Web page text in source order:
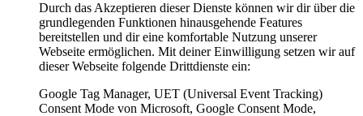
Durch das Akzeptieren dieser Dienste können wir dir über die
grundlegenden Funktionen hinausgehende Features
bereitstellen und dir eine komfortable Nutzung unserer
Webseite ermöglichen. Mit deiner Einwilligung setzen wir auf
dieser Webseite folgende Drittdienste ein:
Google Tag Manager, UET (Universal Event Tracking)
Consent Mode von Microsoft, Google Consent Mode,